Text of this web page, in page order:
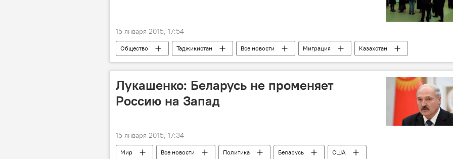
15 января 2015, 17:54
Общество Таджикистан Все новости Миграция
Казахстан
Кыргызстан
Сумангул Тагойзода Минтруд Таджикистана Россия СНГ
Лукашенко: Беларусь не променяет
Россию на Запад
15 января 2015, 17:34
Мир Все новости Политика Беларусь
США